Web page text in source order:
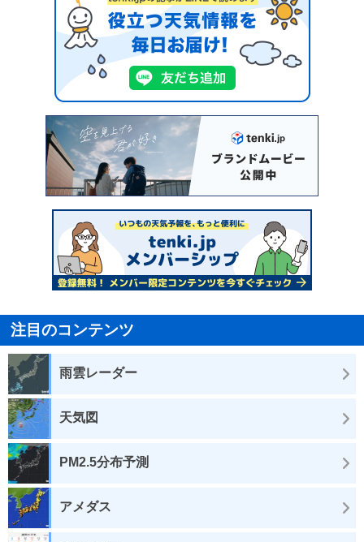
注目のコンテンツ
雨雲レーダー
天気図
PM2.5分布予測
アメダス